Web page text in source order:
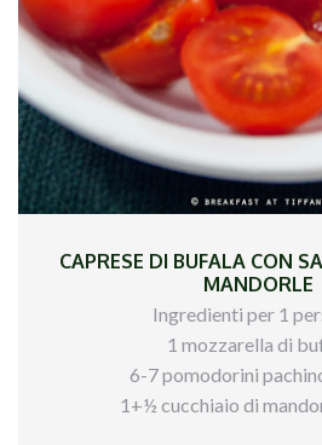
CAPRESE DI BUFALA CON
MANDORLE
Ingredienti per 1
1 mozzarella di
6-7 pomodorini
1+½ cucchiaio di